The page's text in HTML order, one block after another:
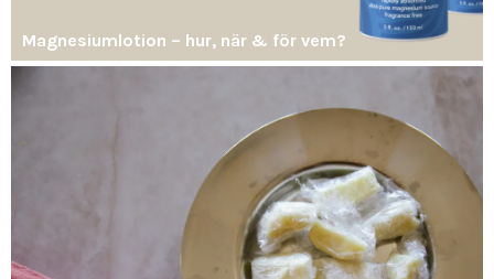
Magnesiumlotion – hur, när & för vem?